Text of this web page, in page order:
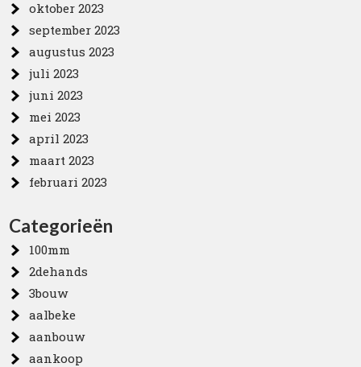
oktober 2023
september 2023
augustus 2023
juli 2023
juni 2023
mei 2023
april 2023
maart 2023
februari 2023
Categorieën
100mm
2dehands
3bouw
aalbeke
aanbouw
aankoop